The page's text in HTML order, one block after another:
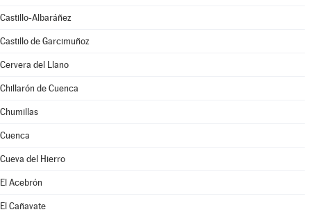
Castillo-Albaráñez
Castillo de Garcimuñoz
Cervera del Llano
Chillarón de Cuenca
Chumillas
Cuenca
Cueva del Hierro
El Acebrón
El Cañavate